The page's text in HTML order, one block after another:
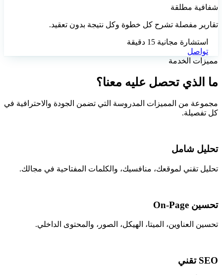
شفافية مطلقة
تقارير مفصلة تشرح كل خطوة وكل نتيجة بدون تعقيد.
استشارة مجانية 15 دقيقة
تواصل
مميزات الخدمة
ما الذي تحصل عليه معنا؟
مجموعة من المميزات المدروسة التي تضمن الجودة والاحترافية في
كل تفصيلة.
تحليل شامل
تحليل تقني لموقعك، منافسيك، والكلمات المفتاحية في مجالك.
تحسين On-Page
تحسين العناوين، الميتا، الهيكل، الصور، والمحتوى الداخلي.
SEO تقني